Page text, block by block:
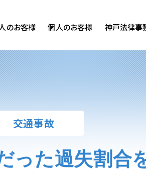
のお客様
労務専用サイト
個人のお客様
談
医療過誤
刑事事件
損害賠償
神戸法律事
交通事故
った過失割合